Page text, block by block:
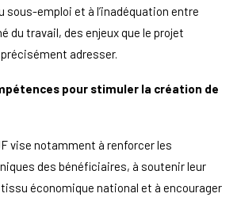
sous-emploi et à l’inadéquation entre
du travail, des enjeux que le projet
adresser.
pour stimuler la création de
vise notamment à renforcer les
des bénéficiaires, à soutenir leur
économique national et à encourager